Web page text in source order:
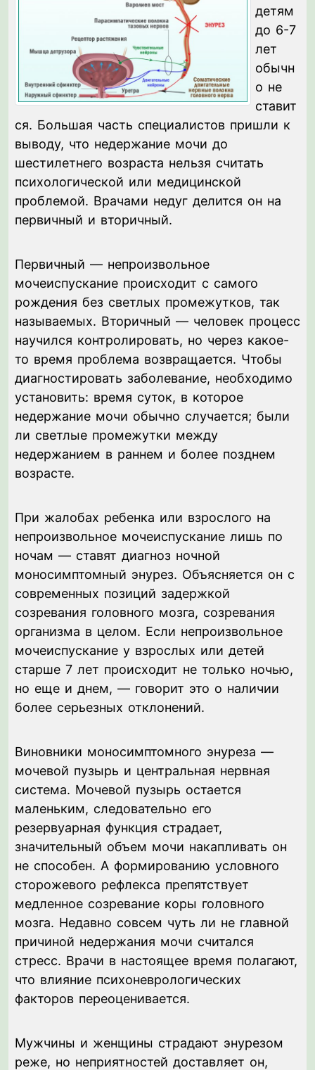
детям
до 6-7
лет
обычн
о не
ставит
ся. Большая часть специалистов пришли к
выводу, что недержание мочи до
шестилетнего возраста нельзя считать
психологической или медицинской
проблемой. Врачами недуг делится он на
первичный и вторичный.
Первичный — непроизвольное
мочеиспускание происходит с самого
рождения без светлых промежутков, так
называемых. Вторичный — человек процесс
научился контролировать, но через какое-
то время проблема возвращается. Чтобы
диагностировать заболевание, необходимо
установить: время суток, в которое
недержание мочи обычно случается; были
ли светлые промежутки между
недержанием в раннем и более позднем
возрасте.
При жалобах ребенка или взрослого на
непроизвольное мочеиспускание лишь по
ночам — ставят диагноз ночной
моносимптомный энурез. Объясняется он с
современных позиций задержкой
созревания головного мозга, созревания
организма в целом. Если непроизвольное
мочеиспускание у взрослых или детей
старше 7 лет происходит не только ночью,
но еще и днем, — говорит это о наличии
более серьезных отклонений.
Виновники моносимптомного энуреза —
мочевой пузырь и центральная нервная
система. Мочевой пузырь остается
маленьким, следовательно его
резервуарная функция страдает,
значительный объем мочи накапливать он
не способен. А формированию условного
сторожевого рефлекса препятствует
медленное созревание коры головного
мозга. Недавно совсем чуть ли не главной
причиной недержания мочи считался
стресс. Врачи в настоящее время полагают,
что влияние психоневрологических
факторов переоценивается.
Мужчины и женщины страдают энурезом
реже, но неприятностей доставляет он,